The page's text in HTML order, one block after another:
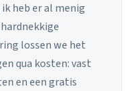
heb er al menig
lossen we het
qua kosten: vast
en een gratis